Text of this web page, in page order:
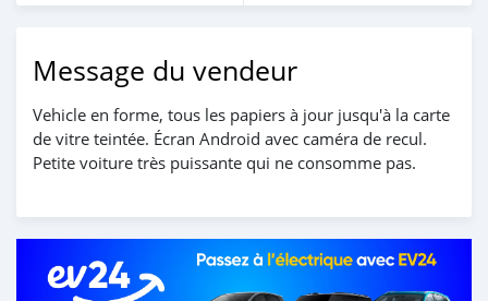
Message du vendeur
Vehicle en forme, tous les papiers à jour jusqu'à la carte
de vitre teintée. Écran Android avec caméra de recul.
Petite voiture très puissante qui ne consomme pas.